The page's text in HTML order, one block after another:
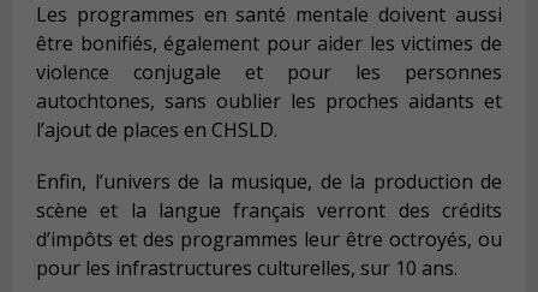
Les programmes en santé mentale doivent aussi
être bonifiés, également pour aider les victimes de
violence conjugale et pour les personnes
autochtones, sans oublier les proches aidants et
l’ajout de places en CHSLD.
Enfin, l’univers de la musique, de la production de
scène et la langue français verront des crédits
d’impôts et des programmes leur être octroyés, ou
pour les infrastructures culturelles, sur 10 ans.